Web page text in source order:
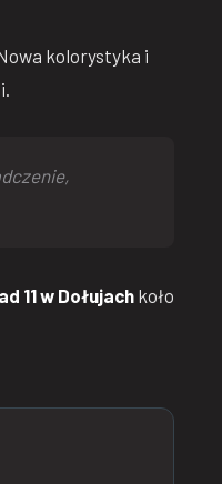
kolorystyka i
11 w Dołujach koło